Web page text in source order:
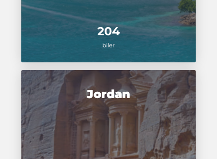
204
biler
Jordan